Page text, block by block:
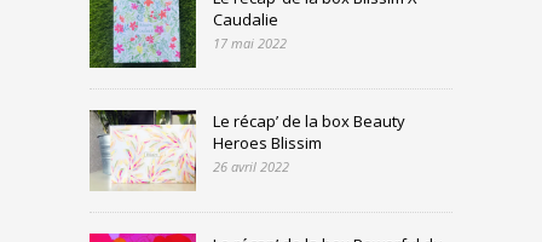
Caudalie
17 mai 2022
Le récap’ de la box Beauty
Heroes Blissim
26 avril 2022